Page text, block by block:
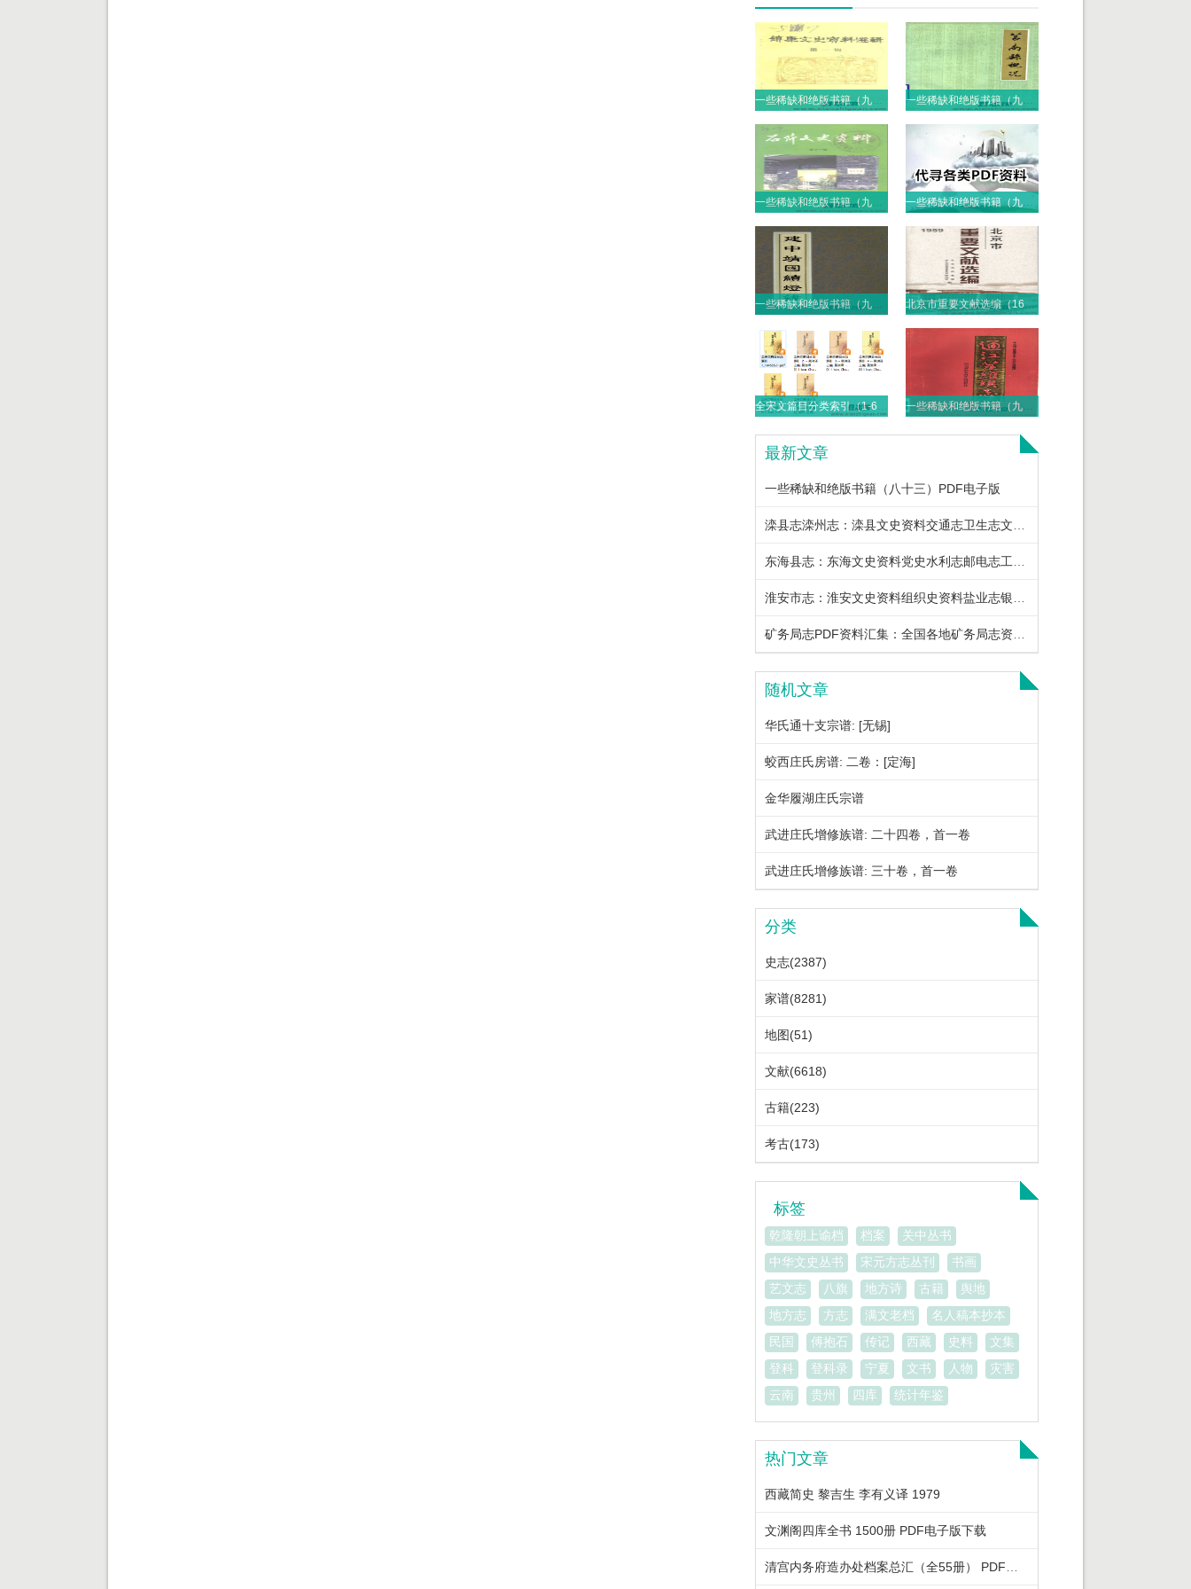
北京市重要文献选编（16册）PDF电子版
最新文章
一些稀缺和绝版书籍（八十三）PDF电子版
随机文章
华氏通十支宗谱: [无锡]
蛟西庄氏房谱: 二卷：[定海]
金华履湖庄氏宗谱
武进庄氏增修族谱: 二十四卷，首一卷
武进庄氏增修族谱: 三十卷，首一卷
分类
史志(2387)
家谱(8281)
地图(51)
文献(6618)
古籍(223)
考古(173)
标签
乾隆朝上谕档 档案
关中丛书
中华文史丛书
宋元方志丛刊
书画
艺文志
八旗 地方诗 古籍
舆地
地方志
方志 满文老档
名人稿本抄本
民国
傅抱石 传记 西藏 史料
文集
登科
登科录 宁夏 文书 人物
灾害
云南
贵州 四库 统计年鉴
热门文章
西藏简史 黎吉生 李有义译 1979
文渊阁四库全书 1500册 PDF电子版下载